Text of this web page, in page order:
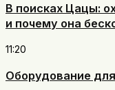
В поисках Цацы:
и почему она
11:20
Оборудование